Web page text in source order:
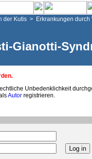
der Kutis > Erkrankungen durch
Gianotti-
Unbedenklichkeit
Autor registrieren.